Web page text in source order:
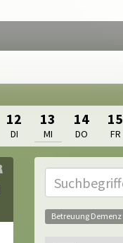
12
DI
13
MI
14
DO
15
FR
Betreuung Demenz